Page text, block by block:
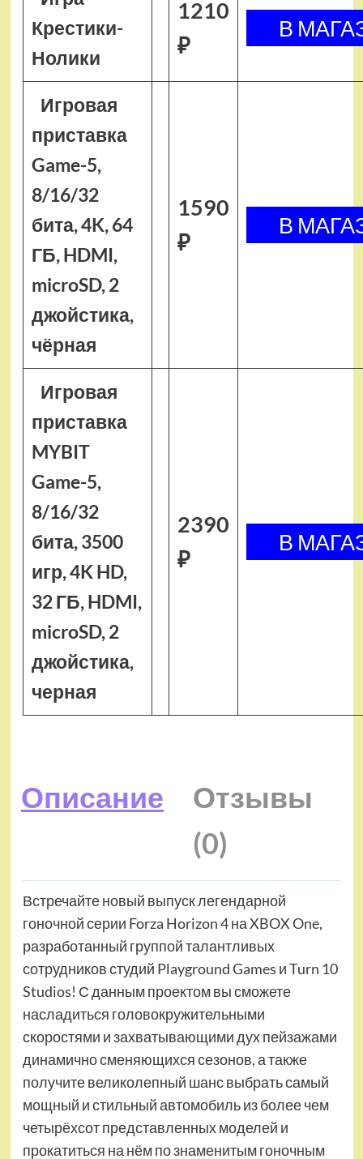
Крестики-
Нолики
1210
₽
Игровая
приставка
Game-5,
8/16/32
бита, 4K, 64
ГБ, HDMI,
microSD, 2
джойстика,
чёрная
1590
₽
Игровая
приставка
MYBIT
Game-5,
8/16/32
бита, 3500
игр, 4K HD,
32 ГБ, HDMI,
microSD, 2
джойстика,
черная
2390
₽
Описание
Отзывы
(0)
Встречайте новый выпуск легендарной
гоночной серии Forza Horizon 4 на XBOX One,
разработанный группой талантливых
сотрудников студий Playground Games и Turn 10
Studios! С данным проектом вы сможете
насладиться головокружительными
скоростями и захватывающими дух пейзажами
динамично сменяющихся сезонов, а также
получите великолепный шанс выбрать самый
мощный и стильный автомобиль из более чем
четырёхсот представленных моделей и
прокатиться на нём по знаменитым гоночным